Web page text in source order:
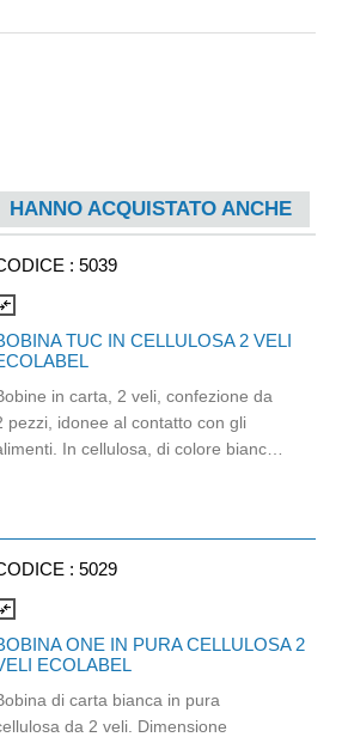
HANNO ACQUISTATO ANCHE
: 5039
TUC IN CELLULOSA 2 VELI
in carta, 2 veli, confezione da
pezzi, idonee al contatto con gli
In cellulosa, di colore bianco
: 5029
ONE IN PURA CELLULOSA 2
ECOLABEL
di carta bianca in pura
da 2 veli. Dimensione